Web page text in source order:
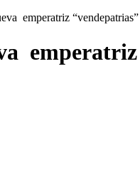
emperatriz “vendepatrias”